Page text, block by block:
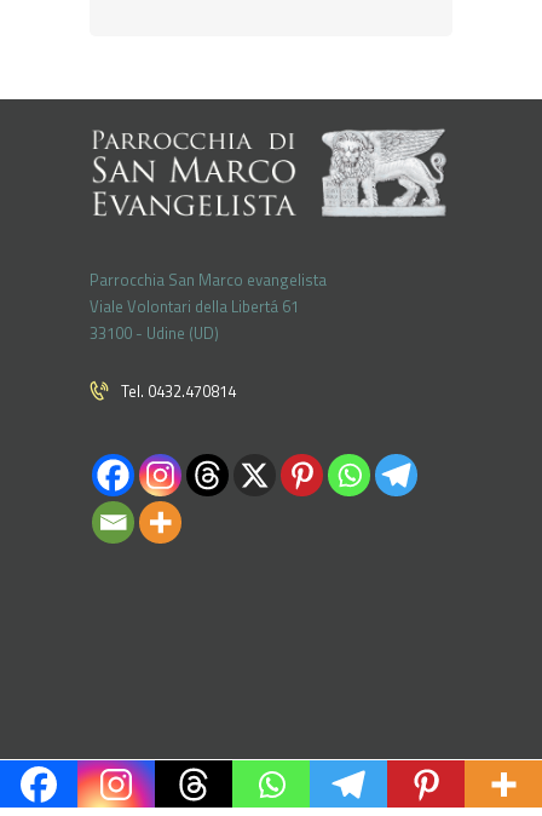
Parrocchia San Marco evangelista
Viale Volontari della Libertá 61
33100 - Udine (UD)
Tel. 0432.470814